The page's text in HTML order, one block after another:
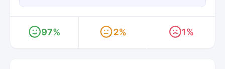
97% 2% 1%